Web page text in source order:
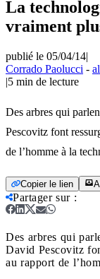
La
vraiment
publié le 05/04/14|
Corrado Paolucci -
|5 min de lecture
Des arbres qui
Pescovitz font
de l’homme à la
Copier le lien
Partager sur:
Des arbres qui
David Pescovitz
au rapport de